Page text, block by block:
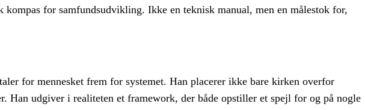
for samfundsudvikling. Ikke en teknisk manual, men en målestok for,
for mennesket frem for systemet. Han placerer ikke bare kirken overfor
Han udgiver i realiteten et framework, der både opstiller et spejl for og på nogle